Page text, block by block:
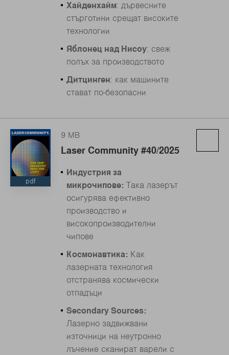
Хайденхайм: дървесните
стърготини срещат високите
технологии
Яблонец над Нисоу: свеж
полъх за производството
Дитцинген: как машините
стават по-безопасни
pdf
9 MB
Laser Community #40/2025
Индустрия за
микрочипове: Така лазерът
осигурява ефективно
производство и
високопроизводителни
чипове
Космонавтика: Как
лазерната технология
отстранява космически
отпадъци
Secondary Sources:
Лазерно задвижвани
източници на неутронно
лъчение сканират варели с